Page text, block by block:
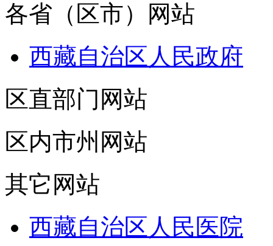
各省（区市）网站
西藏自治区人民政府
区直部门网站
区内市州网站
其它网站
西藏自治区人民医院